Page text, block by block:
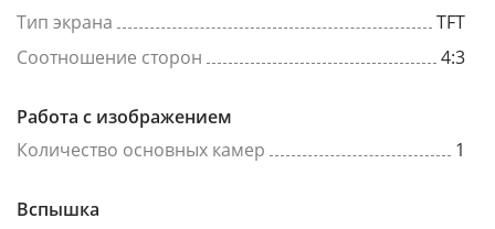
Тип экрана
TFT
Соотношение сторон
4:3
Работа с изображением
Количество основных камер
1
Вспышка